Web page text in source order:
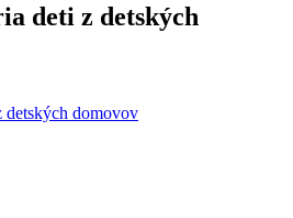
deti z detských